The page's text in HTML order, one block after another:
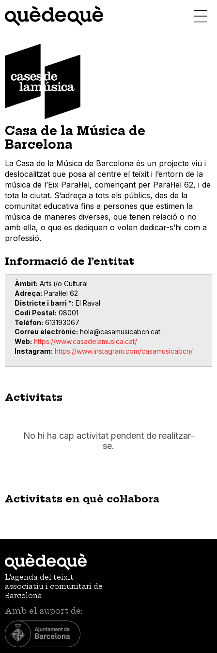
contingut
Casa de la Música de
Barcelona
La Casa de la Música de Barcelona és un projecte viu i
deslocalitzat que posa al centre el teixit i l’entorn de la
música de l’Eix Paral·lel, començant per Paral·lel 62, i de
tota la ciutat. S’adreça a tots els públics, des de la
comunitat educativa fins a persones que estimen la
música de maneres diverses, que tenen relació o no
amb ella, o que es dediquen o volen dedicar-s’hi com a
professió.
Informació de l’entitat
Àmbit Arts i/o Cultural
Adreça Paral·lel 62
Districte i barri * El Raval
Codi Postal 08001
Telèfon 613193067
Correu electrònic hola@casamusicabcn.cat
Web https://www.casadelamusica.cat/
Instagram https://www.instagram.com/casamusicabcn/
Activitats
No hi ha cap activitat pendent de realitzar-
se.
Activitats en què col·labora
L’agenda del teixit
associatiu i comunitari de
Barcelona
Amb el suport de: